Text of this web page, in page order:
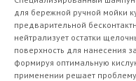
для бережной ручной мойки
предварительной
нейтрализует остатки
поверхность для нанесения
формируя оптимальную
применении решает